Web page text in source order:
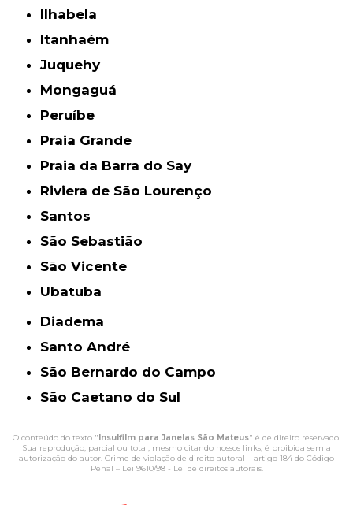
Ilhabela
Itanhaém
Juquehy
Mongaguá
Peruíbe
Praia Grande
Praia da Barra do Say
Riviera de São Lourenço
Santos
São Sebastião
São Vicente
Ubatuba
Diadema
Santo André
São Bernardo do Campo
São Caetano do Sul
O conteúdo do texto " Insulfilm para Janelas São Mateus" é de direito reservado.
Sua reprodução, parcial ou total, mesmo citando nossos links, é proibida sem a
autorização do autor. Crime de violação de direito autoral – artigo 184 do Código
Penal – Lei 9610/98 - Lei de direitos autorais.